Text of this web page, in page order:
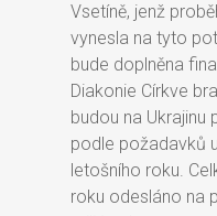
Vsetíně, jenž
vynesla na tyto
bude doplněna
Diakonie Církve
budou na Ukrajinu
podle požadavků
letošního roku.
roku odesláno na